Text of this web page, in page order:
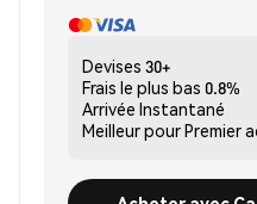
Devises 30+
Frais le plus bas 0.8%
Arrivée Instantané
Meilleur pourPremier